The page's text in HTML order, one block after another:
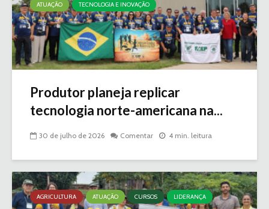
ATUAÇÃO TECNOLOGIA E INOVAÇÃO
Produtor planeja replicar
tecnologia norte-americana na...
30 de julho de 2026 Comentar 4 min. leitura
AGRICULTURA ATUAÇÃO CURSOS LIDERANÇA